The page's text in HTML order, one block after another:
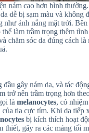
nám cao hơn bình
dễ bị sạm màu và không
ánh nắng mặt trời. Bên
làm trầm trọng thêm
chăm sóc da đúng cách là
gây nám da, và tác
trở nên trầm trọng hơn
là melanocytes, có
của tia cực tím. Khi da tiếp
bị kích thích hoạt
gây ra các mảng tối